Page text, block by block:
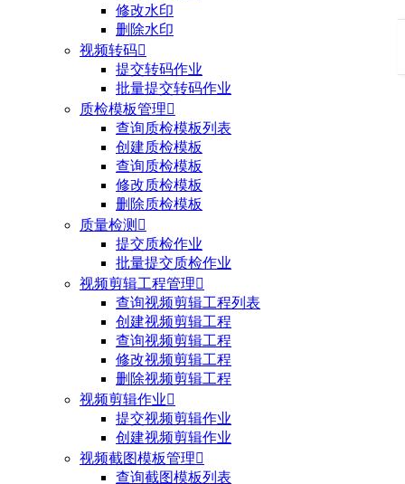
修改水印
删除水印
视频转码
提交转码作业
批量提交转码作业
质检模板管理
查询质检模板列表
创建质检模板
查询质检模板
修改质检模板
删除质检模板
质量检测 
提交质检作业
批量提交质检作业
视频剪辑工程管理
查询视频剪辑工程列表
创建视频剪辑工程
查询视频剪辑工程
修改视频剪辑工程
删除视频剪辑工程
视频剪辑作业
提交视频剪辑作业
创建视频剪辑作业
视频截图模板管理
查询截图模板列表